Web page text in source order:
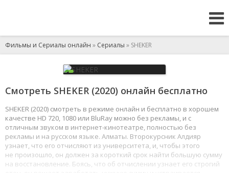
Фильмы и Сериалы онлайн » Сериалы » SHEKER
Смотреть SHEKER (2020) онлайн бесплатно
SHEKER (2020) смотреть в режиме онлайн и бесплатно в хорошем
качестве HD 720, 1080 или BluRay можно без рекламы, и с
отличным звуком в интернет-кинотеатре, полностью без
рекламы и на русском языке. Алматы. Второкурсник Алдияр
узнает, что его отчисляют из университета, и, чтобы этого
не произошло, он должен за короткий срок найти большую сумму
на восстановление. Боясь, что об отчислении узнает его строгий